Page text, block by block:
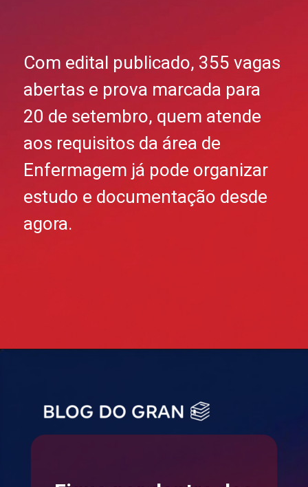
Com edital publicado, 355 vagas
abertas e prova marcada para
20 de setembro, quem atende
aos requisitos da área de
Enfermagem já pode organizar
estudo e documentação desde
agora.